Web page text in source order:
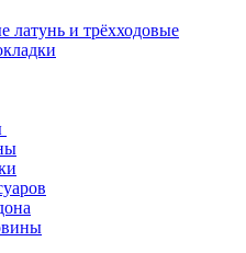
латунь и трёхходовые